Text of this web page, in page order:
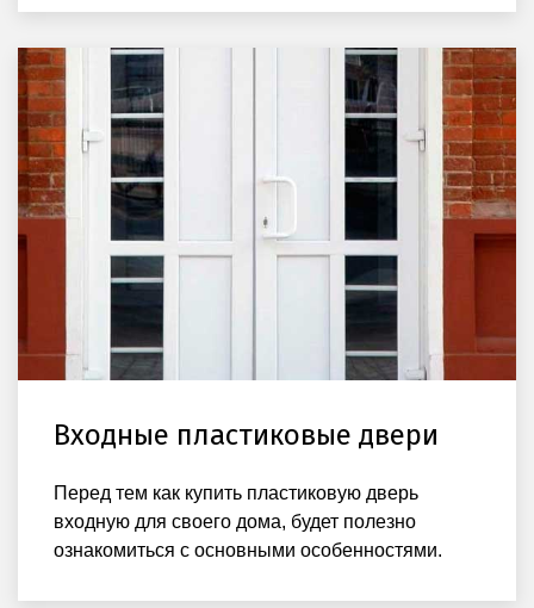
Входные пластиковые двери
Перед тем как купить пластиковую дверь
входную для своего дома, будет полезно
ознакомиться с основными особенностями.